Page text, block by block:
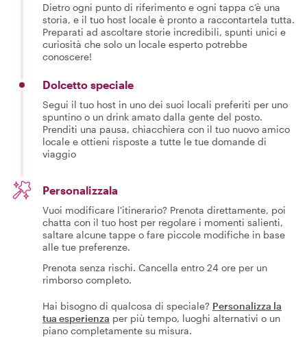
Dietro ogni punto di riferimento e ogni tappa c’è una
storia, e il tuo host locale è pronto a raccontartela tutta.
Preparati ad ascoltare storie incredibili, spunti unici e
curiosità che solo un locale esperto potrebbe
conoscere!
Dolcetto speciale
Segui il tuo host in uno dei suoi locali preferiti per uno
spuntino o un drink amato dalla gente del posto.
Prenditi una pausa, chiacchiera con il tuo nuovo amico
locale e ottieni risposte a tutte le tue domande di
viaggio
Personalizzala
Vuoi modificare l'itinerario? Prenota direttamente, poi
chatta con il tuo host per regolare i momenti salienti,
saltare alcune tappe o fare piccole modifiche in base
alle tue preferenze.
Prenota senza rischi. Cancella entro 24 ore per un
rimborso completo.
Hai bisogno di qualcosa di speciale? Personalizza la
tua esperienza per più tempo, luoghi alternativi o un
piano completamente su misura.